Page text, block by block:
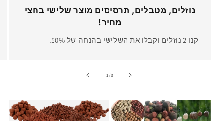
נוזלים, מטבלים, תרסיסים מוצר שלישי בחצי
מחיר!
קנו 2 נוזלים וקבלו את השלישי בהנחה של 50%.
-1/
מתוך
3